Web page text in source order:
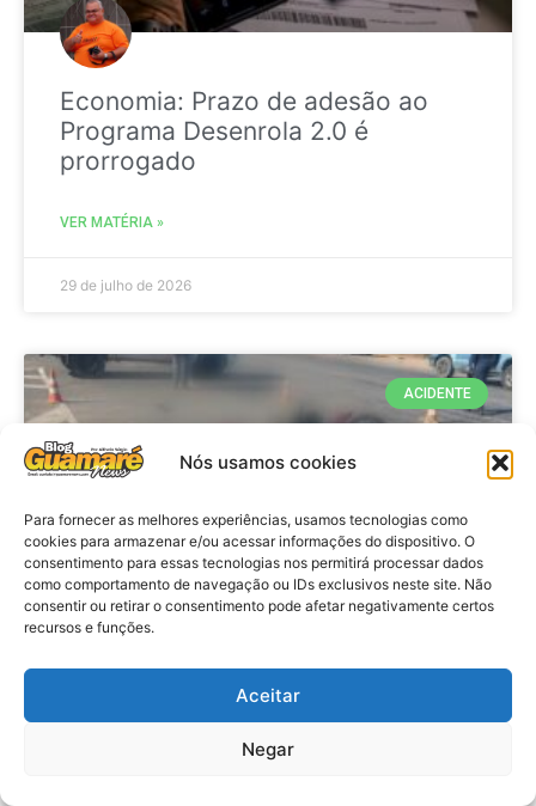
Nós usamos cookies
Para fornecer as melhores experiências, usamos tecnologias como
cookies para armazenar e/ou acessar informações do dispositivo. O
consentimento para essas tecnologias nos permitirá processar dados
como comportamento de navegação ou IDs exclusivos neste site. Não
consentir ou retirar o consentimento pode afetar negativamente certos
recursos e funções.
Aceitar
Negar
Economia: Prazo de adesão ao
Programa Desenrola 2.0 é
prorrogado
VER MATÉRIA »
29 de julho de 2026
ACIDENTE
Acidente: A caminho do trabalho
professora se envolve em
acidente e vai a obito na RN 118
no Alto do Rodrigues, RN